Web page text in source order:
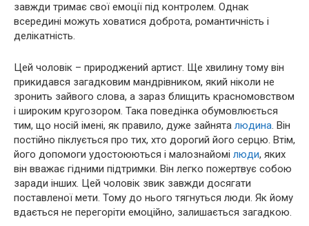
завжди тримає свої емоції під контролем. Однак
всередині можуть ховатися доброта, романтичність і
делікатність.
Цей чоловік – природжений артист. Ще хвилину тому він
прикидався загадковим мандрівником, який ніколи не
зронить зайвого слова, а зараз блищить красномовством
і широким кругозором. Така поведінка обумовлюється
тим, що носій імені, як правило, дуже зайнята людина. Він
постійно піклується про тих, хто дорогий його серцю. Втім,
його допомоги удостоюються і малознайомі люди, яких
він вважає гідними підтримки. Він легко пожертвує собою
заради інших. Цей чоловік звик завжди досягати
поставленої мети. Тому до нього тягнуться люди. Як йому
вдається не перегоріти емоційно, залишається загадкою.